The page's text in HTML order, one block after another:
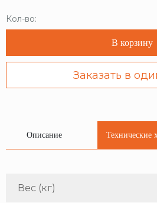
Кол-во:
В корзину
Заказать в
Описание Технические
Вес (кг)